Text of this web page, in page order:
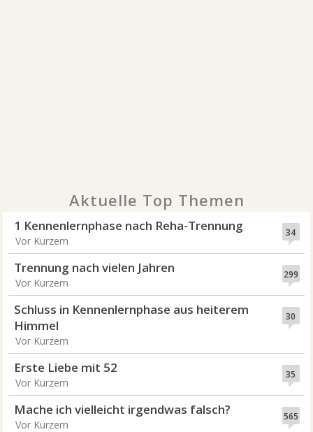
Aktuelle Top Themen
34
1 Kennenlernphase nach Reha-Trennung
Vor Kurzem
299
Trennung nach vielen Jahren
Vor Kurzem
30
Schluss in Kennenlernphase aus heiterem
Himmel
Vor Kurzem
35
Erste Liebe mit 52
Vor Kurzem
565
Mache ich vielleicht irgendwas falsch?
Vor Kurzem